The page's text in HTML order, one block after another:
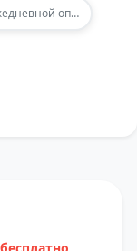
Курьером с ежедневной оплатой
бесплатно